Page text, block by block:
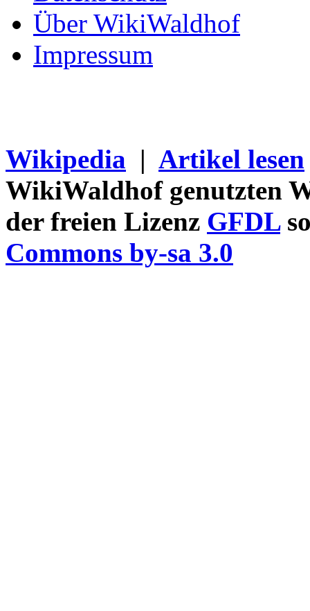
Über WikiWaldhof
Impressum
Wikipedia | Artikel lesen
WikiWaldhof genutzten
der freien Lizenz GFDL
Commons by-sa 3.0